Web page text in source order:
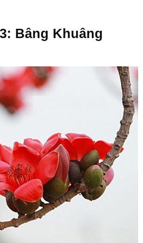
Bâng Khuâng